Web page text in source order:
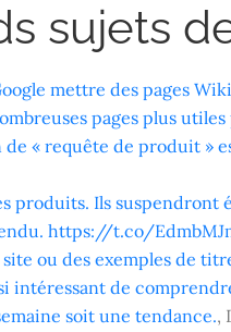
sujets
mettre des pages
pages plus utiles
de « requête de produit »
produits. Ils suspendront
https://t.co/
ou des exemples de
intéressant de
soit une tendance.,